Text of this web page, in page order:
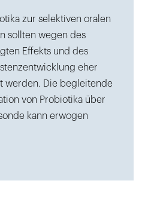
zur selektiven oralen
sollten wegen des
Effekts und des
eher
werden. Die begleitende
von Probiotika über
kann erwogen